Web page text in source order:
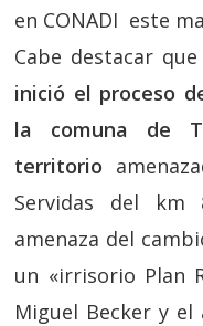
en CONADI este
Cabe destacar
inició el proceso
la comuna de
territorio
Servidas del km
amenaza del
un «irrisorio Plan
Miguel Becker y